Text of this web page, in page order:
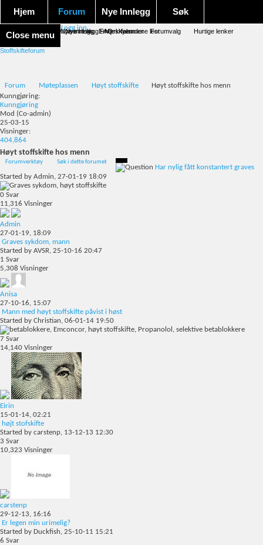
Hjem Forum
Nye innlegg FAQ Kalender Forumvalg Hurtige lenker
Nye Innlegg
Nye innlegg Merk forumene lest
Søk
Avansert søk Emneskyen
Close menu
Logg inn
Stoffskifteforum
Forum Møteplassen Høyt stoffskifte
Høyt stoffskifte hos menn
Kunngjøring:
Kunngjøring
Mod (Co-admin)
25-03-15
Visninger:
404,864
Høyt stoffskifte hos menn
Forumverktøy Søk i dette forumet
Har nylig fått konstantert graves
Started by Admin, 27-01-19 18:09
0 Svar
11,316 Visninger
Admin
27-01-19, 18:09
Graves sykdom, mann
Started by AVSR, 25-10-16 20:47
1 Svar
5,308 Visninger
Anisa
27-10-16, 15:07
Mann med høyt stoffskifte påvist i høst
Started by Christian, 06-01-14 19:50
7 Svar
14,140 Visninger
Eirin
15-01-14, 02:21
højt stofskifte
Started by carstenp, 13-12-13 12:30
3 Svar
10,323 Visninger
carstenp
29-12-13, 16:16
Er legen min urimelig?
Started by Duckfish, 25-10-11 15:21
6 Svar